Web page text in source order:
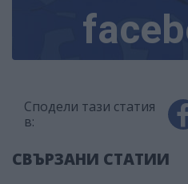
Сподели тази статия
в:
СВЪРЗАНИ СТАТИИ